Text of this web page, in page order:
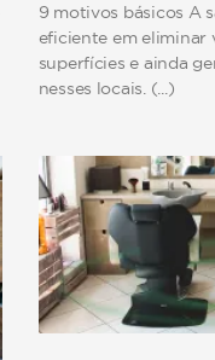
9 motivos básicos A
eficiente em eliminar
superfícies e ainda
nesses locais.